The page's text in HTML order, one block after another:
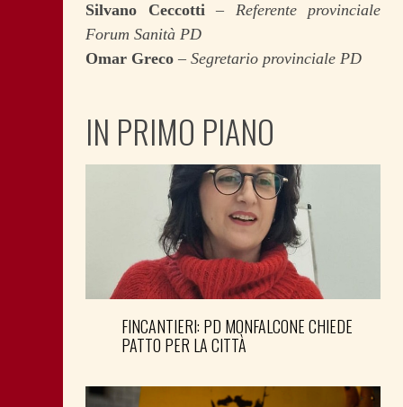
Silvano Ceccotti– Referente provinciale
Forum Sanità PD
Omar Greco – Segretario provinciale PD
IN PRIMO PIANO
FINCANTIERI: PD MONFALCONE CHIEDE
PATTO PER LA CITTÀ